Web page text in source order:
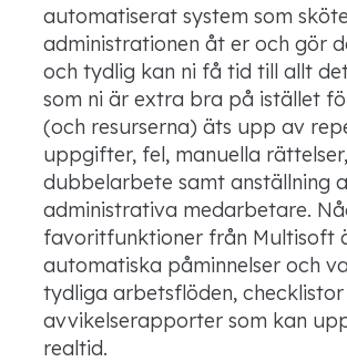
automatiserat system som
administrationen åt er och gör
och tydlig kan ni få tid till allt
som ni är extra bra på istället
(och resurserna) äts upp av
uppgifter, fel, manuella rättelser,
dubbelarbete samt anställning
administrativa medarbetare.
favoritfunktioner från Multisoft
automatiska påminnelser och
tydliga arbetsflöden,
avvikelserapporter som kan
realtid.